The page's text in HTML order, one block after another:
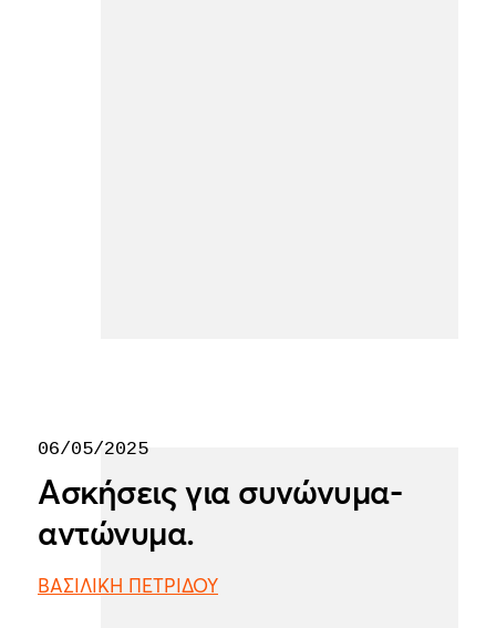
06/05/2025
Ασκήσεις για συνώνυμα-
αντώνυμα.
ΒΑΣΙΛΙΚΗ ΠΕΤΡΙΔΟΥ